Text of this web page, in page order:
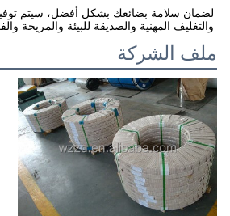
والتغليف المهنية والصديقة للبيئة والمريحة
ملف الشركة